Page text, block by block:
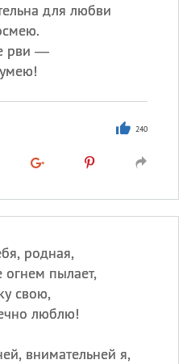
для любви
рви —
240
родная,
огнем пылает,
свою,
люблю!
внимательней я,